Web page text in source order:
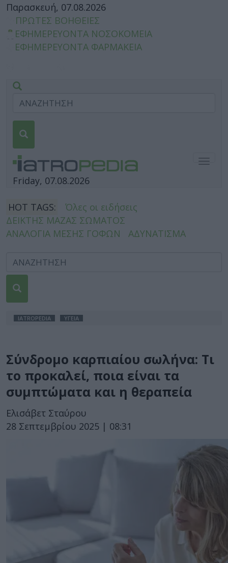
Παρασκευή, 07.08.2026
ΠΡΩΤΕΣ ΒΟΗΘΕΙΕΣ
ΕΦΗΜΕΡΕΥΟΝΤΑ ΝΟΣΟΚΟΜΕΙΑ
ΕΦΗΜΕΡΕΥΟΝΤΑ ΦΑΡΜΑΚΕΙΑ
Friday, 07.08.2026
HOT TAGS:
Όλες οι ειδήσεις
ΔΕΙΚΤΗΣ ΜΑΖΑΣ ΣΩΜΑΤΟΣ
ΑΝΑΛΟΓΙΑ ΜΕΣΗΣ ΓΟΦΩΝ
ΑΔΥΝΑΤΙΣΜΑ
IATROPEDIA ΥΓΕΙΑ
Σύνδρομο καρπιαίου σωλήνα: Τι
το προκαλεί, ποια είναι τα
συμπτώματα και η θεραπεία
Ελισάβετ Σταύρου
28 Σεπτεμβρίου 2025 | 08:31